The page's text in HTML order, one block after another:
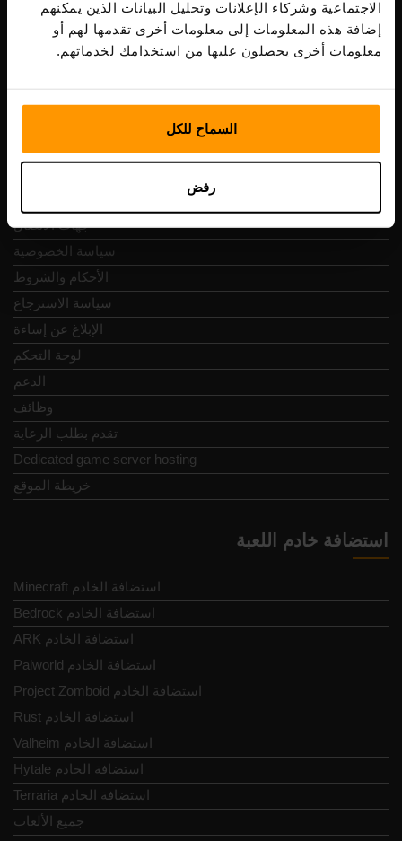
الاجتماعية وشركاء الإعلانات وتحليل البيانات الذين يمكنهم
إضافة هذه المعلومات إلى معلومات أخرى تقدمها لهم أو
معلومات أخرى يحصلون عليها من استخدامك لخدماتهم.
السماح للكل
رفض
عنوان: Harju maakond, Tallinn, Kesklinna linnaosa,
Vesivärava tn 50-201, 10152
التنقل السريع
جهات الاتصال
سياسة الخصوصية
الأحكام والشروط
سياسة الاسترجاع
الإبلاغ عن إساءة
لوحة التحكم
الدعم
وظائف
تقدم بطلب الرعاية
Dedicated game server hosting
خريطة الموقع
استضافة خادم اللعبة
Minecraft استضافة الخادم
Bedrock استضافة الخادم
ARK استضافة الخادم
Palworld استضافة الخادم
Project Zomboid استضافة الخادم
Rust استضافة الخادم
Valheim استضافة الخادم
Hytale استضافة الخادم
Terraria استضافة الخادم
جميع الألعاب